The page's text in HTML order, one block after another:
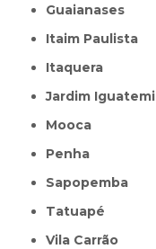
Guaianases
Itaim Paulista
Itaquera
Jardim Iguatemi
Mooca
Penha
Sapopemba
Tatuapé
Vila Carrão